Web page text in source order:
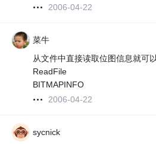
2006-04-22
菜牛
从文件中直接读取位图信息就可以
ReadFile
BITMAPINFO
2006-04-22
sycnick